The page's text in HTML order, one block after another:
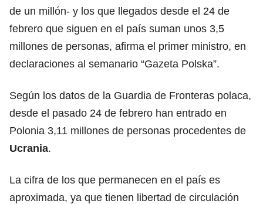
de un millón- y los que llegados desde el 24 de
febrero que siguen en el país suman unos 3,5
millones de personas, afirma el primer ministro, en
declaraciones al semanario “Gazeta Polska”.
Según los datos de la Guardia de Fronteras polaca,
desde el pasado 24 de febrero han entrado en
Polonia 3,11 millones de personas procedentes de
Ucrania.
La cifra de los que permanecen en el país es
aproximada, ya que tienen libertad de circulación